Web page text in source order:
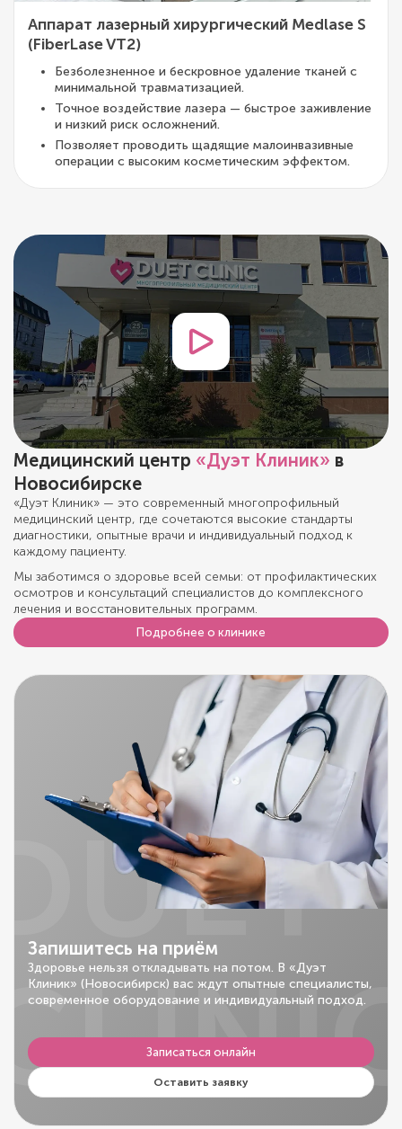
Аппарат лазерный хирургический Medlase S
(FiberLase VT2)
Безболезненное и бескровное удаление тканей с
минимальной травматизацией.
Точное воздействие лазера — быстрое заживление
и низкий риск осложнений.
Позволяет проводить щадящие малоинвазивные
операции с высоким косметическим эффектом.
Медицинский центр «Дуэт Клиник» в
Новосибирске
«Дуэт Клиник» — это современный многопрофильный
медицинский центр, где сочетаются высокие стандарты
диагностики, опытные врачи и индивидуальный подход к
каждому пациенту.
Мы заботимся о здоровье всей семьи: от профилактических
осмотров и консультаций специалистов до комплексного
лечения и восстановительных программ.
Подробнее о клинике
Запишитесь на приём
Здоровье нельзя откладывать на потом. В «Дуэт
Клиник» (Новосибирск) вас ждут опытные специалисты,
современное оборудование и индивидуальный подход.
Записаться онлайн
Оставить заявку